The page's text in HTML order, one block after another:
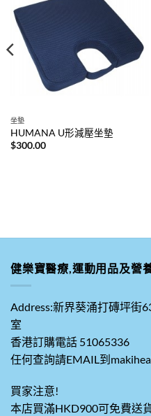
坐墊
HUMANA U形減壓坐墊
$300.00
健樂寶醫療,運動用品及營
Address:新界葵涌打磚坪街
室
香港訂購電話 51065336
任何查詢請EMAIL到
買家注意!
本店買滿HKD900可免費送